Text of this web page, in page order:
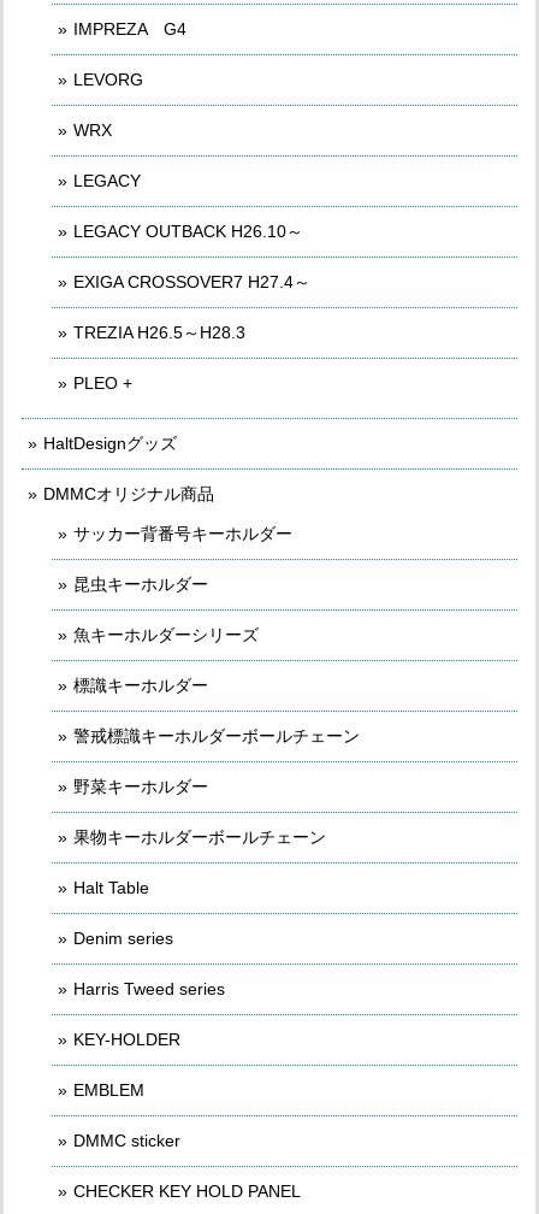
IMPREZA G4
LEVORG
WRX
LEGACY
LEGACY OUTBACK H26.10～
EXIGA CROSSOVER7 H27.4～
TREZIA H26.5～H28.3
PLEO +
HaltDesignグッズ
DMMCオリジナル商品
サッカー背番号キーホルダー
昆虫キーホルダー
魚キーホルダーシリーズ
標識キーホルダー
警戒標識キーホルダーボールチェーン
野菜キーホルダー
果物キーホルダーボールチェーン
Halt Table
Denim series
Harris Tweed series
KEY-HOLDER
EMBLEM
DMMC sticker
CHECKER KEY HOLD PANEL